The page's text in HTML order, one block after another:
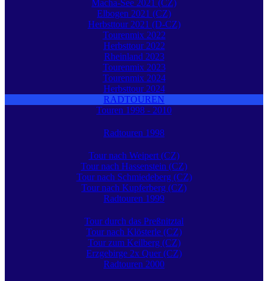
Macha-See 2021 (CZ)
Elbogen 2021 (CZ)
Herbsttour 2021 (D-CZ)
Tourenmix 2022
Herbsttour 2022
Rheinland 2023
Tourenmix 2023
Tourenmix 2024
Herbsttour 2024
RADTOUREN
Touren 1998 - 2010
Radtouren 1998
Tour nach Weipert (CZ)
Tour nach Hassenstein (CZ)
Tour nach Schmiedeberg (CZ)
Tour nach Kupferberg (CZ)
Radtouren 1999
Tour durch das Preßnitztal
Tour nach Klösterle (CZ)
Tour zum Keilberg (CZ)
Erzgebirge 2x Quer (CZ)
Radtouren 2000